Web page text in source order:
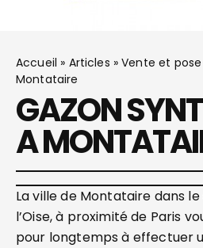
Accueil » Articles »Vente et
Montataire
GAZON
A
La ville de Montataire dans
l’Oise, à proximité de Paris
pour longtemps à effectuer